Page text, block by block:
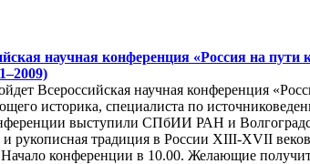
научная конференция «Россия на
Всероссийская научная конференция
историка, специалиста по
выступили СПбИИ РАН и
и рукописная традиция в России XIII-XVII
конференции в 10.00. Желающие